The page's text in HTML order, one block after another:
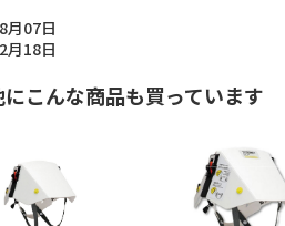
月07日
月18日
こんな商品も買っています